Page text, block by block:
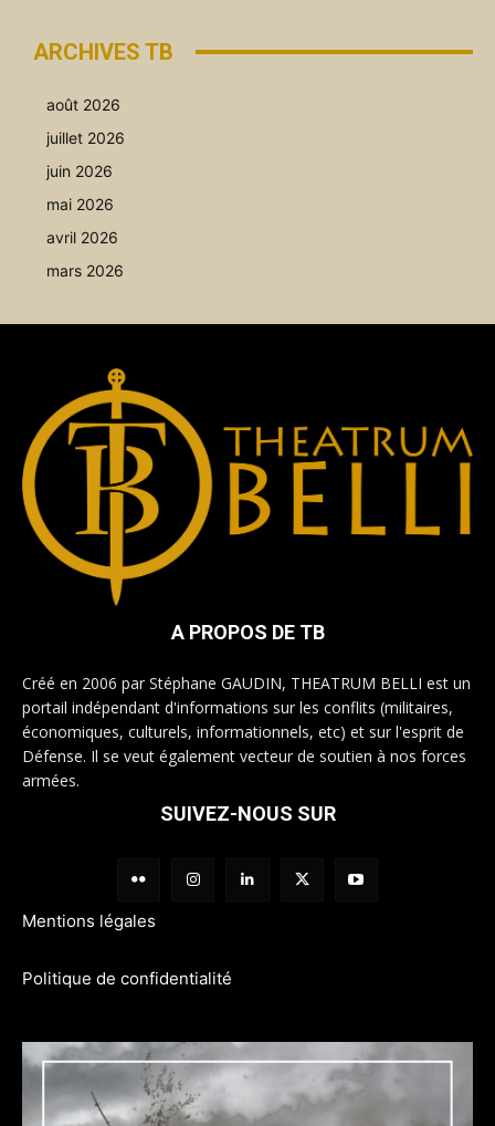
ARCHIVES TB
août 2026
juillet 2026
juin 2026
mai 2026
avril 2026
mars 2026
A PROPOS DE TB
Créé en 2006 par Stéphane GAUDIN, THEATRUM BELLI est un
portail indépendant d'informations sur les conflits (militaires,
économiques, culturels, informationnels, etc) et sur l'esprit de
Défense. Il se veut également vecteur de soutien à nos forces
armées.
SUIVEZ-NOUS SUR
Mentions légales
Politique de confidentialité